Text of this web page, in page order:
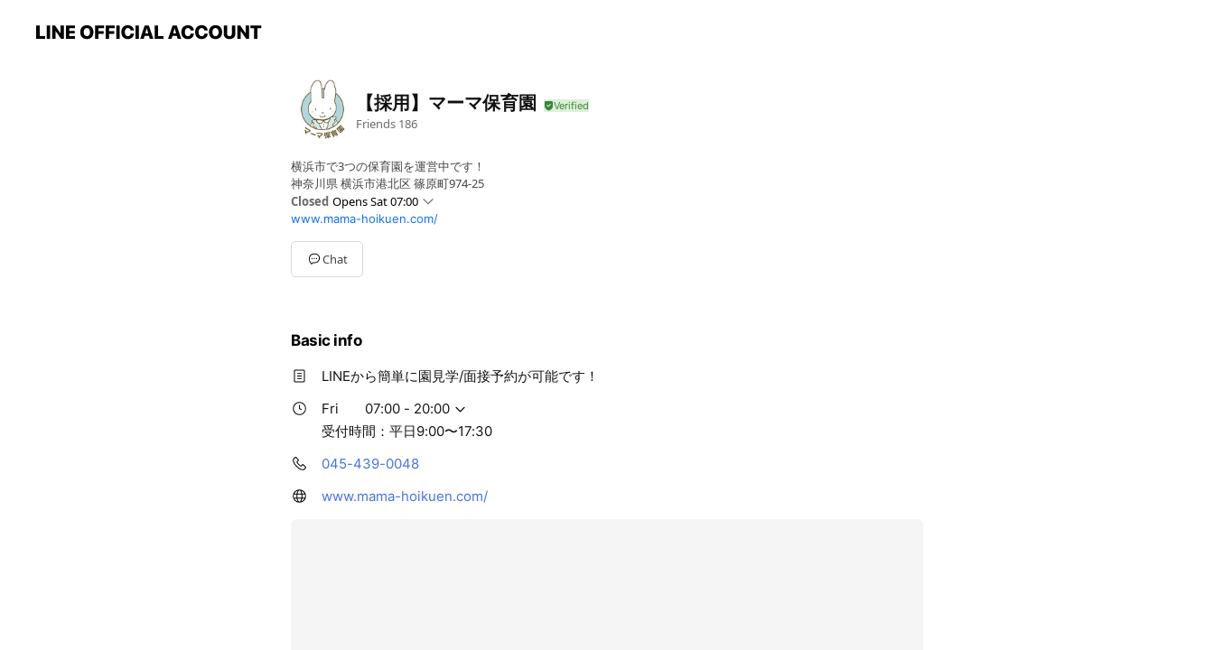
【採用】マーマ保育園
Friends 186
横浜市で3つの保育園を運営中です！
神奈川県 横浜市港北区 篠原町974-25
Closed Opens Sat 07:00
SunClosed
Mon07:00 - 20:00
Tue07:00 - 20:00
Wed07:00 - 20:00
受付時間：平日9:00〜17:30
www.mama-hoikuen.com/
Chat
Basic info
LINEから簡単に園見学/面接予約が可能です！
Fri
07:00 - 20:00
受付時間：平日9:00〜17:30
045-439-0048
www.mama-hoikuen.com/